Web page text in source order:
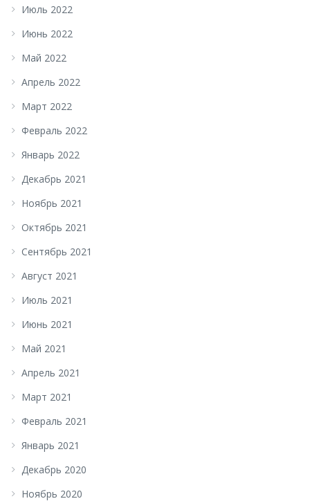
Июль 2022
Июнь 2022
Май 2022
Апрель 2022
Март 2022
Февраль 2022
Январь 2022
Декабрь 2021
Ноябрь 2021
Октябрь 2021
Сентябрь 2021
Август 2021
Июль 2021
Июнь 2021
Май 2021
Апрель 2021
Март 2021
Февраль 2021
Январь 2021
Декабрь 2020
Ноябрь 2020